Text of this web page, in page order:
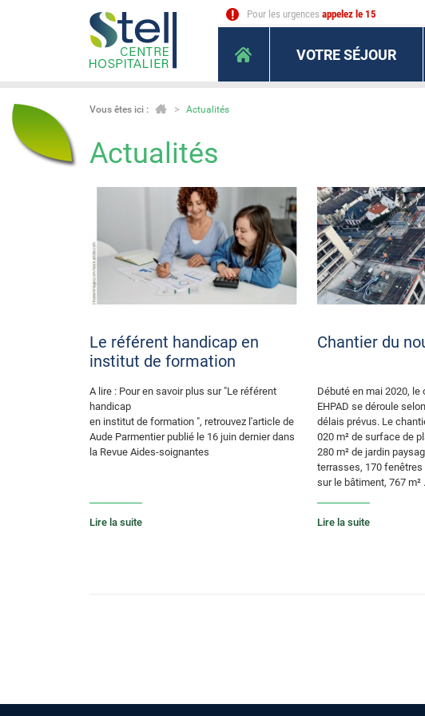
Pour les urgences appelez le 15
VOTRE SÉJOUR
Vous êtes ici : Actualités
Actualités
Le référent handicap en
institut de formation
A lire : Pour en savoir plus sur "Le référent
handicap
en institut de formation ", retrouvez l'article de
Aude Parmentier publié le 16 juin dernier dans
la Revue Aides-soignantes
Lire la suite
Chantier du
Débuté en mai 2020, le
EHPAD se déroule
délais prévus. Le
020 m² de surface de
280 m² de jardin
terrasses, 170
sur le bâtiment, 767 m²
Lire la suite